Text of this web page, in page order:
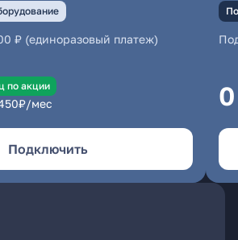
₽ (единоразовый платеж)
по акции
₽/мес
Подключить
0